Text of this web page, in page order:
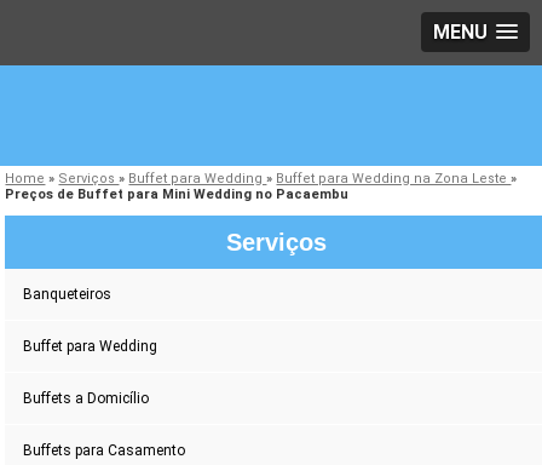
MENU
Home » Serviços» Buffet para Wedding» Buffet para Wedding na Zona Leste»
Preços de Buffet para Mini Wedding no Pacaembu
Serviços
Banqueteiros
Buffet para Wedding
Buffets a Domicílio
Buffets para Casamento